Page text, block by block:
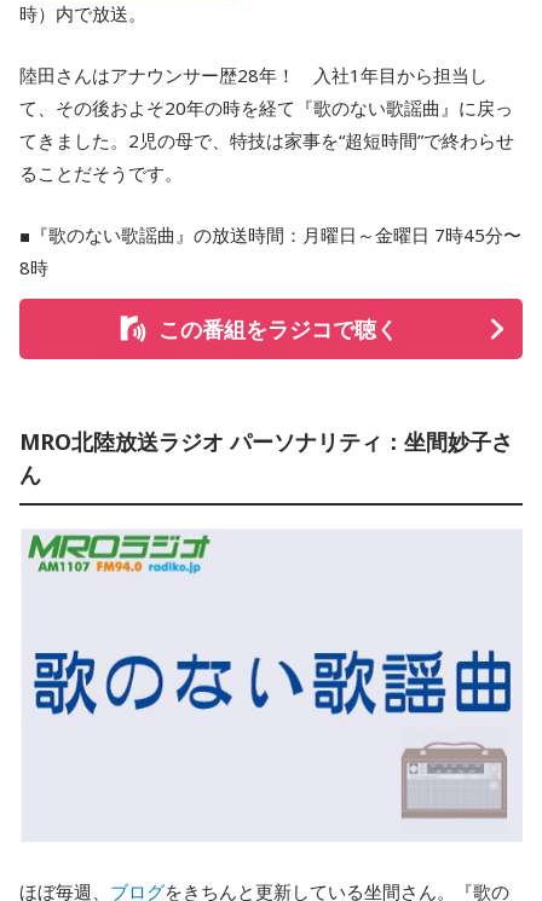
時）内で放送。
陸田さんはアナウンサー歴28年！ 入社1年目から担当し
て、その後およそ20年の時を経て『歌のない歌謡曲』に戻っ
てきました。2児の母で、特技は家事を“超短時間”で終わらせ
ることだそうです。
■『歌のない歌謡曲』の放送時間：月曜日～金曜日 7時45分〜
8時
この番組をラジコで聴く
MRO北陸放送ラジオ パーソナリティ：坐間妙子さ
ん
ほぼ毎週、 ブログをきちんと更新している坐間さん。『歌の